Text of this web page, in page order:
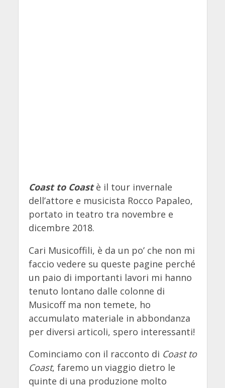
Coast to Coastè il tour invernale
dell’attore e musicista Rocco Papaleo,
portato in teatro tra novembre e
dicembre 2018.
Cari Musicoffili, è da un po’ che non mi
faccio vedere su queste pagine perché
un paio di importanti lavori mi hanno
tenuto lontano dalle colonne di
Musicoff ma non temete, ho
accumulato materiale in abbondanza
per diversi articoli, spero interessanti!
Cominciamo con il racconto di Coast to
Coast, faremo un viaggio dietro le
quinte di una produzione molto